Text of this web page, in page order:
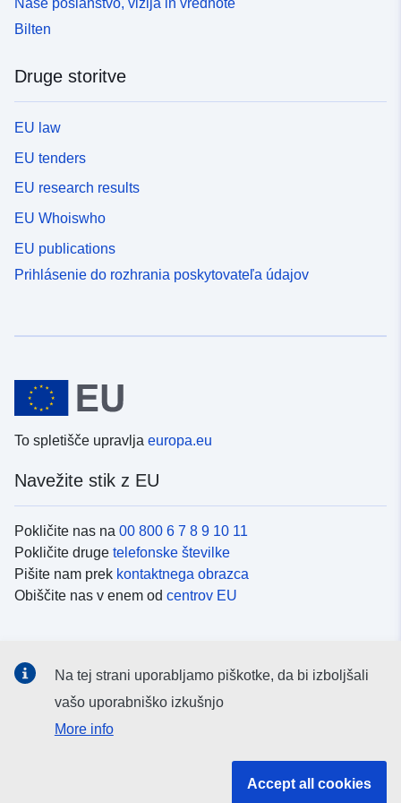
Bilten
Druge storitve
EU law
EU tenders
EU research results
EU Whoiswho
EU publications
Prihlásenie do rozhrania poskytovateľa údajov
To spletišče upravlja europa.eu
Navežite stik z EU
Pokličite nas na 00 800 6 7 8 9 10 11
Pokličite druge telefonske številke
Pišite nam prek kontaktnega obrazca
Obiščite nas v enem od centrov EU
Iskanje podružbenih medijih EU
Na tej strani uporabljamo piškotke, da bi izboljšali
vašo uporabniško izkušnjo
More info
Accept all cookies